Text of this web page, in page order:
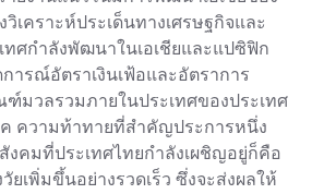
เคราะห์ประเด็นทางเศรษฐกิจและ
ศกำลังพัฒนาในเอเชียและแปซิฟิก
ารณ์อัตราเงินเฟ้อและอัตราการ
มวลรวมภายในประเทศของประเทศ
ความท้าทายที่สำคัญประการหนึ่ง
งคมที่ประเทศไทยกำลังเผชิญอยู่ก็คือ
ยเพิ่มขึ้นอย่างรวดเร็ว ซึ่งจะส่งผลให้